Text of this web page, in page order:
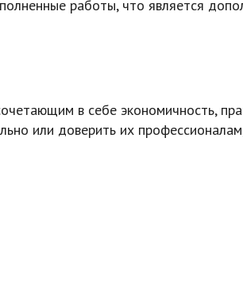
работы, что является
в себе экономичность,
или доверить их